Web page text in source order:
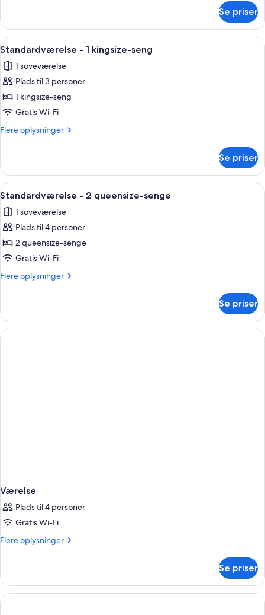
-
kæledyr
tilladt
-
queensize-
kæledyr
Se priser
Indlæs
alle
billeder
af
Standardværelse
-
1
kingsize-
Et hotelværelse med seng, sofa,
4
Standardværelse - 1 kingsize-seng
1 soveværelse
Plads til 3 personer
1 kingsize-seng
Gratis Wi-Fi
Flere oplysninger
Flere
-
kingsize-
Se priser
Indlæs
alle
billeder
af
Standardværelse
-
2
queensize-
Standardværelse - 2 queensize-
4
Standardværelse - 2 queensize-senge
1 soveværelse
Plads til 4 personer
2 queensize-senge
Gratis Wi-Fi
Flere oplysninger
Flere
-
queensize-
Se priser
Værelse
Plads til 4 personer
Gratis Wi-Fi
Flere oplysninger
Flere
Se priser